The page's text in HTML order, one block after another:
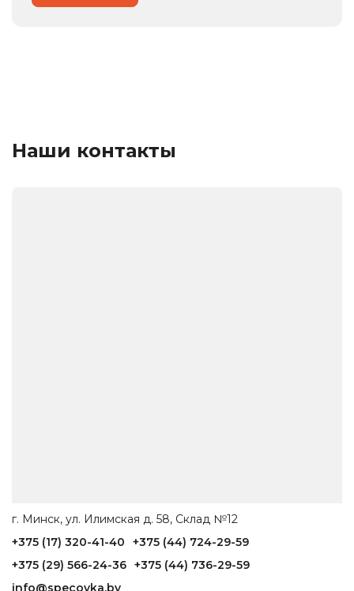
Наши контакты
г. Минск, ул. Илимская д. 58, Склад №12
+375 (17) 320-41-40
+375 (44) 724-29-59
+375 (29) 566-24-36 +375 (44) 736-29-59
info@specovka.by